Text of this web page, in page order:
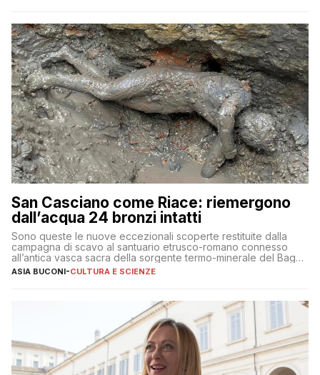
San Casciano come Riace: riemergono
dall’acqua 24 bronzi intatti
Sono queste le nuove eccezionali scoperte restituite dalla
campagna di scavo al santuario etrusco-romano connesso
all’antica vasca sacra della sorgente termo-minerale del Bagno
Grande
ASIA BUCONI-CULTURA E SCIENZE